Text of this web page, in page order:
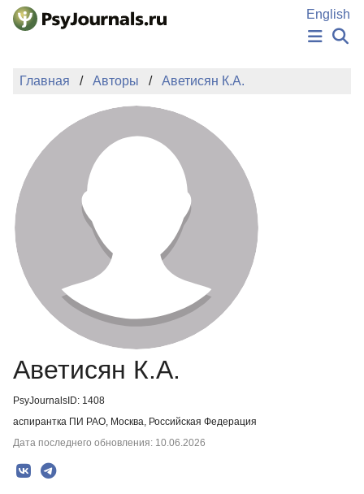
Перейти к основному содержанию
English
НОВОСТИ
АВТОРЫ
ПОДАТЬ РУКОПИСЬ
БАЗА ЗНАНИЙ
КЛЮЧЕВЫЕ СЛОВА
Регистрация
Главная Авторы Аветисян К.А.
Аветисян К.А.
PsyJournalsID: 1408
аспирантка ПИ РАО, Москва, Российская Федерация
Дата последнего обновления: 10.06.2026